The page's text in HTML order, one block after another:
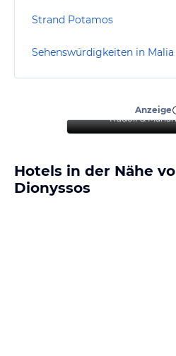
Strand Potamos
Sehenswürdigkeiten in Malia
Anzeige
Rudolf &
Hotels in der Nähe
Dionyssos